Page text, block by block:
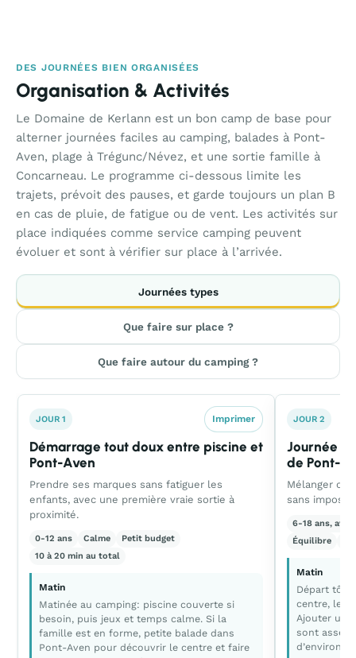
DES JOURNÉES BIEN ORGANISÉES
Organisation & Activités
Le Domaine de Kerlann est un bon camp de base pour
alterner journées faciles au camping, balades à Pont-
Aven, plage à Trégunc/Névez, et une sortie famille à
Concarneau. Le programme ci-dessous limite les
trajets, prévoit des pauses, et garde toujours un plan B
en cas de pluie, de fatigue ou de vent. Les activités sur
place indiquées comme service camping peuvent
évoluer et sont à vérifier sur place à l’arrivée.
Journées types
Que faire sur place ?
Que faire autour du camping ?
JOUR 1 Imprimer
Démarrage tout doux entre piscine et
Pont-Aven
Prendre ses marques sans fatiguer les
enfants, avec une première vraie sortie à
proximité.
0-12 ans Calme
Petit budget
10 à 20 min au total
Matin
Matinée au camping: piscine couverte si
besoin, puis jeux et temps calme. Si la
famille est en forme, petite balade dans
Pont-Aven pour découvrir le centre et faire
JOUR 2
Journée
de Pont-
Mélanger
sans
6-18 ans,
Équilibre
Matin
Départ tôt
centre, le
Ajouter
sont assez
d’environ